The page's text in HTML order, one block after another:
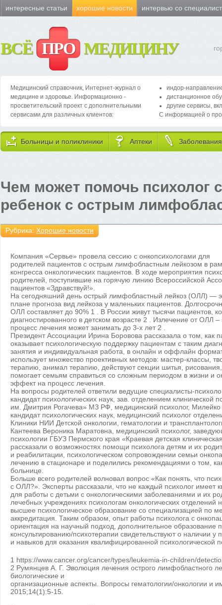
интересные статьи хорошие новости интервью со
ВСЁ ПРО МЕДИЦИНУ
Медицинский справочник, Интернет-журнал о
медицине и здоровье. Информационно -
просветительский проект с дополнительными
сервисами для различных клиентов:
индор-
дистанционное
другие сервисы,
С информацией о
Больницы и поликлиники Аптеки Заболевания
Чем может помочь психолог
ребенок с острым
Рубрика: Хорошие новости
Компания «Сервье» провела сессию с онкопсихологами для
родителей пациентов с острым лимфобластным лейкозом в
конгресса онкологических пациентов. В ходе мероприятия
родителей, поступившие на горячую линию Всероссийской
пациентов «Здравствуй!».
На сегодняшний день острый лимфобластный лейкоз (ОЛЛ) —
плане прогноза вид лейкоза у маленьких пациентов.
ОЛЛ составляет до 90% 1 . В России живут тысячи пациентов,
диагностированного в детском возрасте 2 . Излечение от ОЛЛ
процесс лечения может занимать до 3-х лет 2 .
Президент Ассоциации Ирина Боровова рассказала о том, как
оказывает психологическую поддержку пациентам с таким
занятия и индивидуальная работа, в онлайн и оффлайн
использует множество проективных методов: мастер-классы,
терапию, анимал терапию, действуют секции шитья,
помогает семьям справиться со сложным периодом в жизни и
эффект на процесс лечения.
На вопросы родителей ответили ведущие специалисты-
кандидат психологических наук, зав. отделением
им. Дмитрия Рогачева» МЗ РФ, медицинский психолог,
кандидат психологических наук, медицинский психолог
Клиники НИИ Детской онкологии, гематологии и
Кантеева Вероника Маратовна, медицинский психолог,
психологии ГБУЗ Пермского края «Краевая детская
рассказали о возможностях помощи психолога детям и их
и реабилитации, психологическом сопровождении семьи
лечению в стационаре и поделились рекомендациями о том,
больнице.
Больше всего родителей волновал вопрос «Как понять, что
с ОЛЛ?». Эксперты рассказали, что не каждый психолог
для работы с детьми с онкологическими заболеваниями и их
лечебных учреждениях психологам онкологических
высшее психологическое образование со специализацией по
аккредитация. Таким образом, опыт работы психолога с
ориентация на научный подход, дополнительное образование
консультированию/психотерапии свидетельствуют о наличии у
и навыков для оказания квалифицированной психологической
1 https://www.cancer.org/cancer/types/leukemia-in-children/
2 Румянцев А. Г. Эволюция лечения острого лимфобластного
биологические и
организационные аспекты. Вопросы гематологии/онкологии и
2015;14(1):5-15.